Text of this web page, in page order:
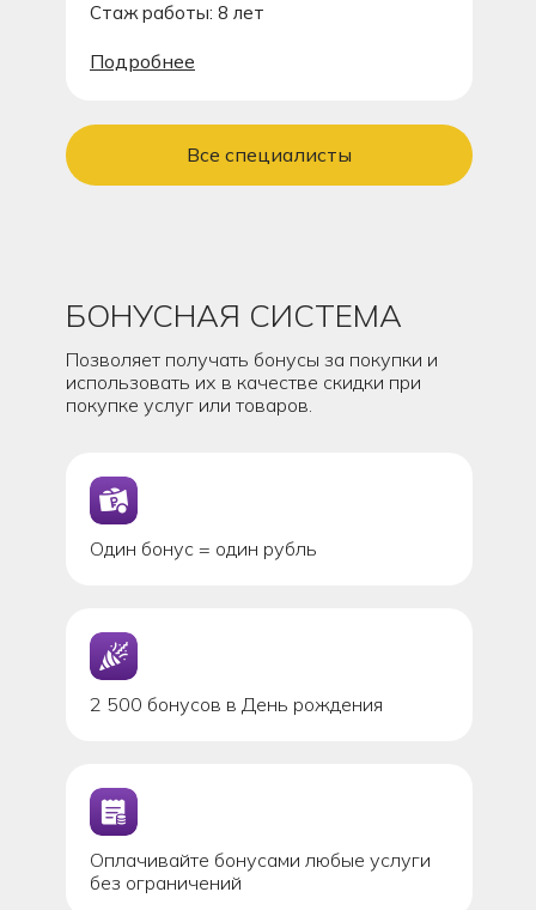
Все специалисты
Стаж работы: 8 лет
Подробнее
БОНУСНАЯ СИСТЕМА
Позволяет получать бонусы за покупки и
использовать их в качестве скидки при
покупке услуг или товаров.
Один бонус = один рубль
2 500 бонусов в День рождения
Оплачивайте бонусами любые услуги
без ограничений